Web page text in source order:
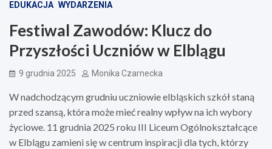
EDUKACJA WYDARZENIA
Festiwal Zawodów: Klucz do
Przyszłości Uczniów w Elblągu
9 grudnia 2025 Monika Czarnecka
W nadchodzącym grudniu uczniowie elbląskich szkół staną
przed szansą, która może mieć realny wpływ na ich wybory
życiowe. 11 grudnia 2025 roku III Liceum Ogólnokształcące
w Elblągu zamieni się w centrum inspiracji dla tych, którzy